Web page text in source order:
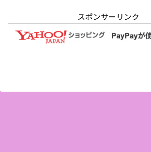
スポンサーリンク